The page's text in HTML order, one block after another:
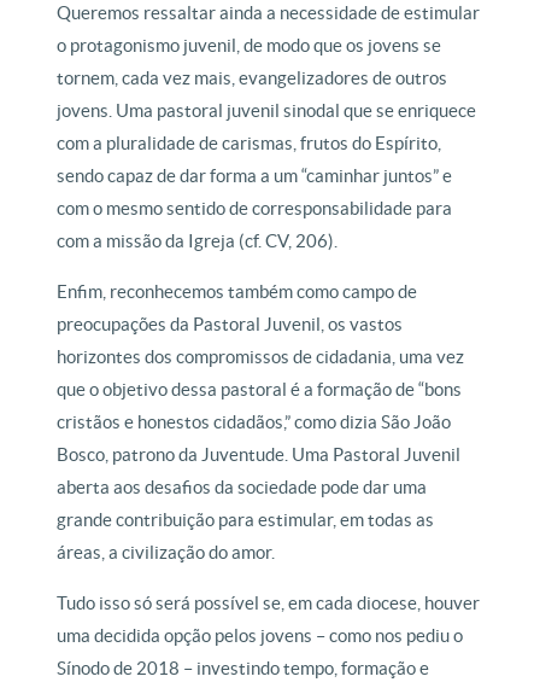
Queremos ressaltar ainda a necessidade de estimular
o protagonismo juvenil, de modo que os jovens se
tornem, cada vez mais, evangelizadores de outros
jovens. Uma pastoral juvenil sinodal que se enriquece
com a pluralidade de carismas, frutos do Espírito,
sendo capaz de dar forma a um “caminhar juntos” e
com o mesmo sentido de corresponsabilidade para
com a missão da Igreja (cf. CV, 206).
Enfim, reconhecemos também como campo de
preocupações da Pastoral Juvenil, os vastos
horizontes dos compromissos de cidadania, uma vez
que o objetivo dessa pastoral é a formação de “bons
cristãos e honestos cidadãos,” como dizia São João
Bosco, patrono da Juventude. Uma Pastoral Juvenil
aberta aos desafios da sociedade pode dar uma
grande contribuição para estimular, em todas as
áreas, a civilização do amor.
Tudo isso só será possível se, em cada diocese, houver
uma decidida opção pelos jovens – como nos pediu o
Sínodo de 2018 – investindo tempo, formação e